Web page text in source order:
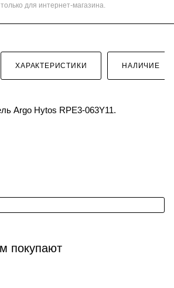
для интернет-магазина.
ХАРАКТЕРИСТИКИ НАЛИЧИЕ
Argo Hytos RPE3-063Y11.
покупают